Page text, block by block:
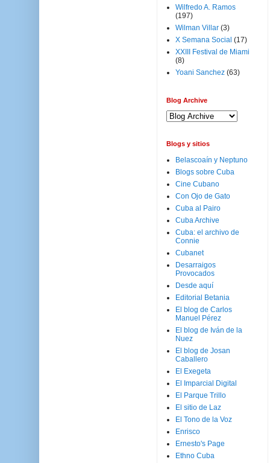
Wilfredo A. Ramos
(197)
Wilman Villar (3)
X Semana Social (17)
XXIII Festival de Miami
(8)
Yoani Sanchez (63)
Blog Archive
Blogs y sitios
Belascoaín y Neptuno
Blogs sobre Cuba
Cine Cubano
Con Ojo de Gato
Cuba al Pairo
Cuba Archive
Cuba: el archivo de
Connie
Cubanet
Desarraigos
Provocados
Desde aquí
Editorial Betania
El blog de Carlos
Manuel Pérez
El blog de Iván de la
Nuez
El blog de Josan
Caballero
El Exegeta
El Imparcial Digital
El Parque Trillo
El sitio de Laz
El Tono de la Voz
Enrisco
Ernesto's Page
Ethno Cuba